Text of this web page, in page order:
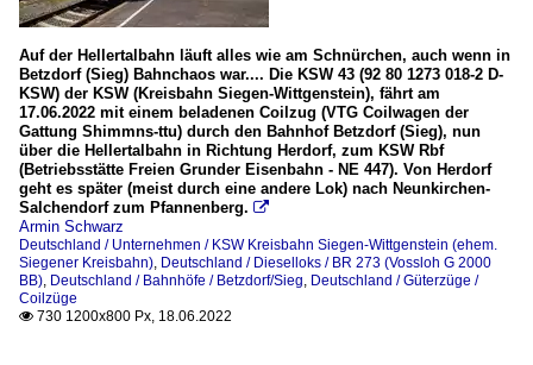
Auf der Hellertalbahn läuft alles wie am Schnürchen, auch wenn in
Betzdorf (Sieg) Bahnchaos war.... Die KSW 43 (92 80 1273 018-2 D-
KSW) der KSW (Kreisbahn Siegen-Wittgenstein), fährt am
17.06.2022 mit einem beladenen Coilzug (VTG Coilwagen der
Gattung Shimmns-ttu) durch den Bahnhof Betzdorf (Sieg), nun
über die Hellertalbahn in Richtung Herdorf, zum KSW Rbf
(Betriebsstätte Freien Grunder Eisenbahn - NE 447). Von Herdorf
geht es später (meist durch eine andere Lok) nach Neunkirchen-
Salchendorf zum Pfannenberg. 
Armin Schwarz
Deutschland / Unternehmen / KSW Kreisbahn Siegen-Wittgenstein (ehem.
Siegener Kreisbahn) Deutschland / Dieselloks / BR 273 (Vossloh G 2000
BB) Deutschland / Bahnhöfe / Betzdorf/Sieg Deutschland / Güterzüge /
Coilzüge
 730 1200x800 Px, 18.06.2022